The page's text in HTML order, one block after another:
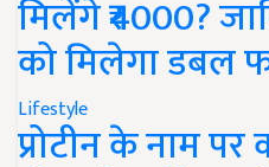
मिलेंगे ₹4000?
को मिलेगा डबल
Lifestyle
प्रोटीन के नाम